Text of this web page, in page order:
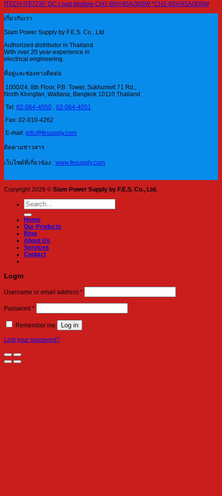
ITECH IT8723P DC Load Module CH1-80V/45A/300W *CH2-80V/45A/300W
เกี่ยวกับเรา
Siam Power Supply by F.E.S. Co., Ltd.
Authorized distributor in Thailand
With over 20 year-experience in
electrical engineering.
ที่อยู่และช่องทางติดต่อ
1000/24, 8th Floor, P.B. Tower, Sukhumvit 71 Rd.,
North Klongtan, Wattana, Bangkok 10110 Thailand
Tel: 02-064-4050 , 02-064-4051
Fax: 02-010-4262
E-mail: info@fesupply.com
ติดตามข่าวสาร
เว็บไซต์ที่เกี่ยวข้อง : www.fesupply.com
Copyright 2026 © Siam Power Supply by F.E.S. Co., Ltd.
Search
for:
Home
Our Products
Blog
About Us
Services
Contact
Login
Username or email address *Required
Password *Required
Remember me Log in
Lost your password?